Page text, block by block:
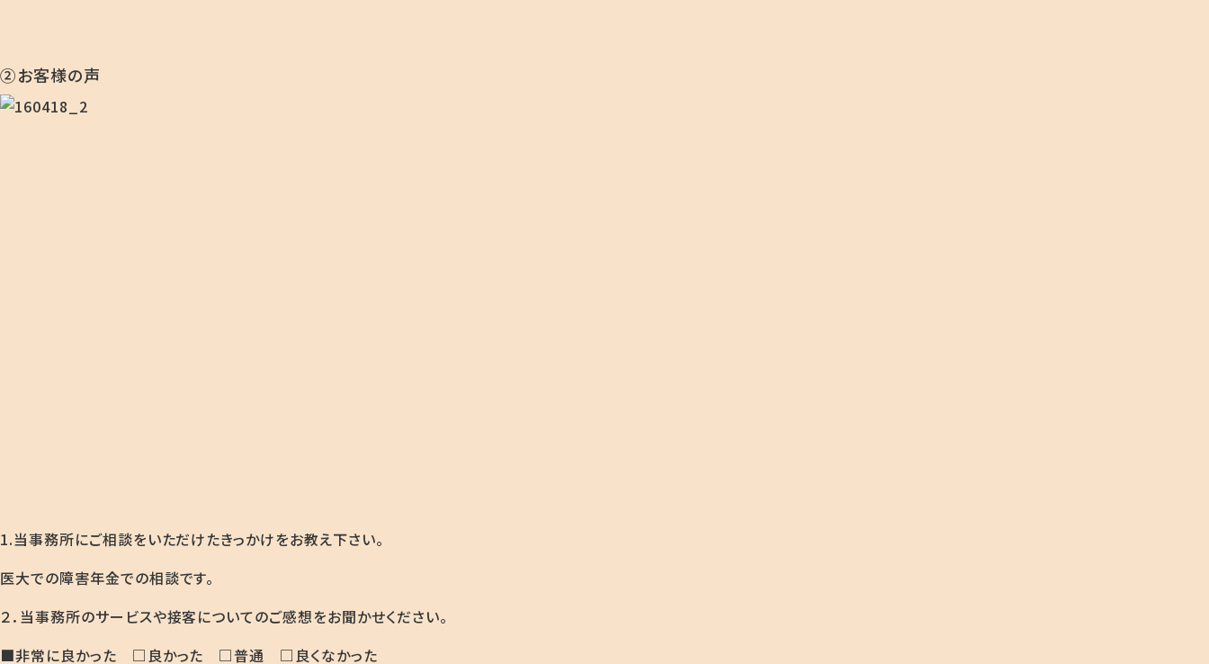
②お客様の声
1.当事務所にご相談をいただけたきっかけをお教え下さい。
医大での障害年金での相談です。
２．当事務所のサービスや接客についてのご感想をお聞かせください。
■非常に良かった □良かった □普通 □良くなかった